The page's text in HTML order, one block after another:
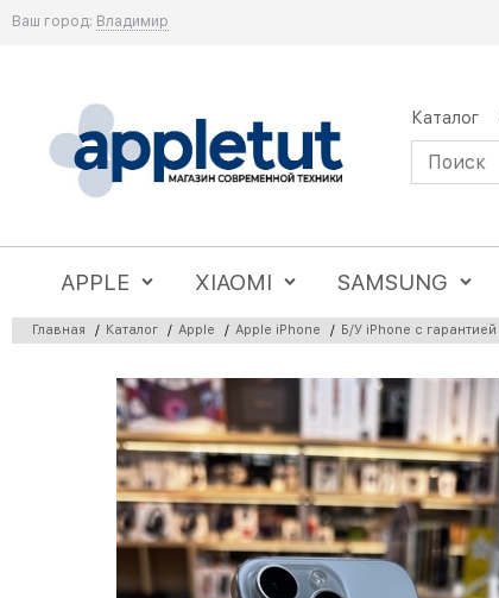
Ваш город: Владимир
Каталог
APPLE XIAOMI SAMSUNG
Главная / Каталог / Apple / Apple iPhone / Б/У iPhone с гарантией